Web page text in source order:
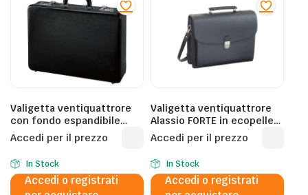
Valigetta ventiquattrore
con fondo espandibile
Alassio TAORMINA in pelle
45x11x32,5 cm nero –
41033
Accedi per il prezzo
In Stock
Accedi o registrati
Valigetta ventiquattrore
Alassio FORTE in ecopelle
40x15x32 cm nero 92011
Accedi per il prezzo
In Stock
Accedi o registrati